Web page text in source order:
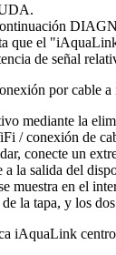
que el
de señal
por cable
mediante la
/ conexión de
conecte un
la salida del
muestra en el
la tapa, y los
iAquaLink